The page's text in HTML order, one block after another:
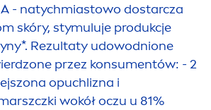
- natychmiastowo dostarcza
skóry, stymuluje produkcje
Rezultaty udowodnione
przez konsumentów: - 2
opuchlizna i
wokół oczu u 81%